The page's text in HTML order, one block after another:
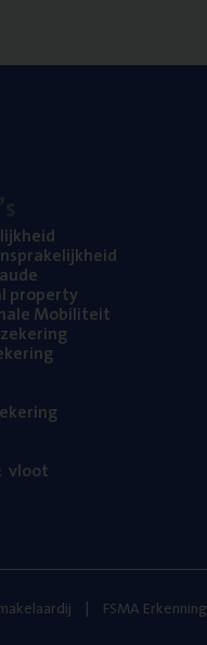
property
Mobiliteit
vloot
FSMA Erkenning